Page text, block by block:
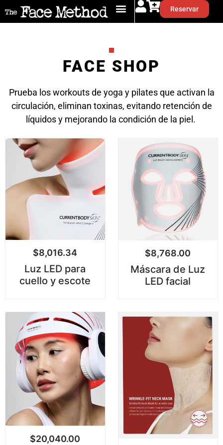
Reservar
FACE SHOP
Prueba los workouts de yoga y pilates que activan la
circulación, eliminan toxinas, evitando retención de
líquidos y mejorando la condición de la piel.
$8,016.34
Luz LED para
cuello y escote
$8,768.00
Máscara de Luz
LED facial
$20,040.00